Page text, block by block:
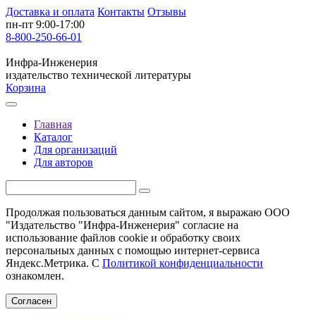
Доставка и оплата Контакты Отзывы
пн-пт 9:00-17:00
8-800-250-66-01
Инфра-Инженерия
издательство технической литературы
Корзина
Главная
Каталог
Для организаций
Для авторов
Продолжая пользоваться данным сайтом, я выражаю ООО
"Издательство "Инфра-Инженерия" согласие на
использование файлов cookie и обработку своих
персональных данных с помощью интернет-сервиса
Яндекс.Метрика. С Политикой конфиденциальности
ознакомлен.
Согласен